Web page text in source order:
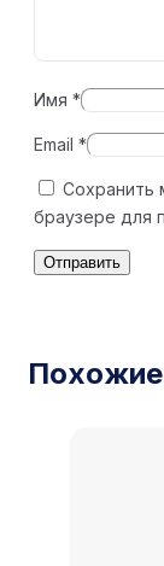
Имя *
Email *
Сохранить
браузере для